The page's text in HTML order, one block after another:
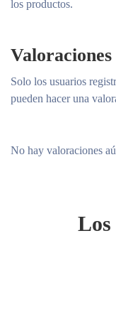
los productos.
Valoraciones
No hay valoraciones
Solo los usuarios
pueden hacer una
Los